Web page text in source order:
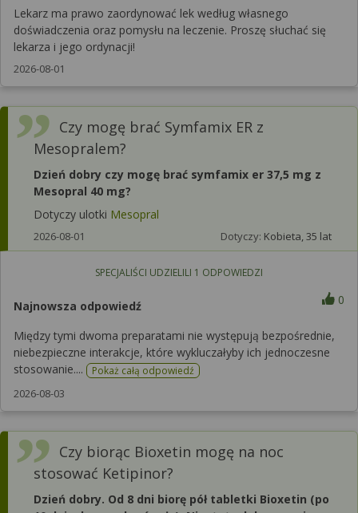
Lekarz ma prawo zaordynować lek według własnego
doświadczenia oraz pomysłu na leczenie. Proszę słuchać się
lekarza i jego ordynacji!
2026-08-01
Czy mogę brać Symfamix ER z
Mesopralem?
Dzień dobry czy mogę brać symfamix er 37,5 mg z
Mesopral 40 mg?
Dotyczy ulotki Mesopral
2026-08-01 Dotyczy: Kobieta, 35 lat
SPECJALIŚCI UDZIELILI 1 ODPOWIEDZI
Najnowsza odpowiedź 0
Między tymi dwoma preparatami nie występują bezpośrednie,
niebezpieczne interakcje, które wykluczałyby ich jednoczesne
stosowanie....
Pokaż całą odpowiedź
2026-08-03
Czy biorąc Bioxetin mogę na noc
stosować Ketipinor?
Dzień dobry. Od 8 dni biorę pół tabletki Bioxetin (po